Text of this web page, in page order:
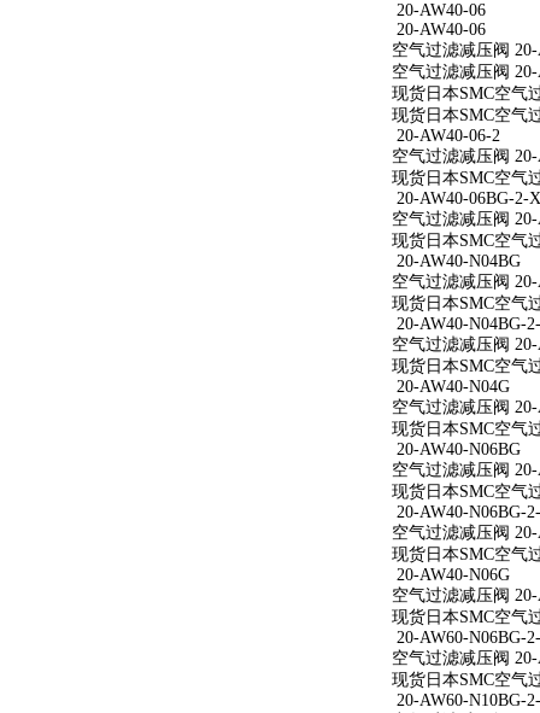
20-AW40-06
20-AW40-06
空气过滤减压阀 20-
空气过滤减压阀 20-
现货日本SMC空气
现货日本SMC空气
20-AW40-06-2
空气过滤减压阀
现货日本SMC空气
20-AW40-06BG-2-
空气过滤减压阀
现货日本SMC空气
20-AW40-N04BG
空气过滤减压阀
现货日本SMC空气
20-AW40-N04BG-
空气过滤减压阀
现货日本SMC空气
20-AW40-N04G
空气过滤减压阀
现货日本SMC空气
20-AW40-N06BG
空气过滤减压阀
现货日本SMC空气
20-AW40-N06BG-
空气过滤减压阀
现货日本SMC空气
20-AW40-N06G
空气过滤减压阀
现货日本SMC空气
20-AW60-N06BG-
空气过滤减压阀
现货日本SMC空气
20-AW60-N10BG-